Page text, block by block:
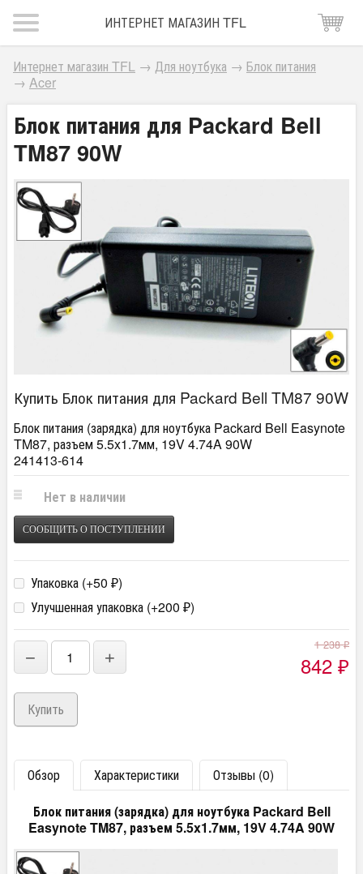
ИНТЕРНЕТ МАГАЗИН TFL
Интернет магазин TFL → Для ноутбука → Блок питания
→ Acer
Блок питания для Packard Bell
TM87 90W
Купить Блок питания для Packard Bell TM87 90W
Блок питания (зарядка) для ноутбука Packard Bell Easynote
TM87, разъем 5.5x1.7мм, 19V 4.74A 90W
241413-614
Нет в наличии
СООБЩИТЬ О ПОСТУПЛЕНИИ
Упаковка (+50 ₽)
Улучшенная упаковка (+200 ₽)
− +
1 238₽
842 ₽
Обзор Характеристики
Отзывы (0)
Блок питания (зарядка) для ноутбука Packard Bell
Easynote TM87, разъем 5.5x1.7мм, 19V 4.74A 90W